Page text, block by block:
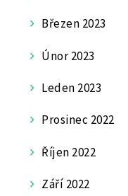
Březen 2023
Únor 2023
Leden 2023
Prosinec 2022
Říjen 2022
Září 2022